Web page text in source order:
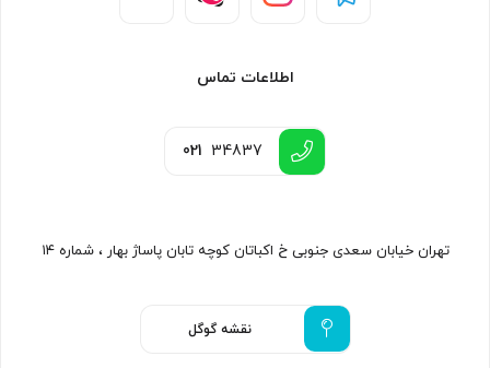
اطلاعات تماس
021 34837
تهران خیابان سعدی جنوبی خ اکباتان کوچه تابان پاساژ بهار ، شماره ۱۴
نقشه گوگل